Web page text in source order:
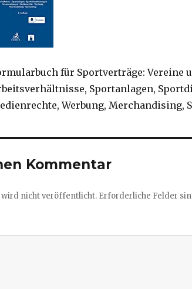
für Sportverträge: Vereine
Sportanlagen,
Werbung, Merchandising,
Kommentar
wird nicht veröffentlicht. Erforderliche Felder